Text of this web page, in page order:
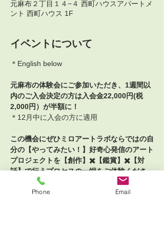
元麻布２丁目１４−４ 西町ハウスアパートメ
ント 西町ハウス 1F
イベントについて
＊English below
元麻布の体験会にご参加いただき、1週間以
内のご入会決定の方は入会金22,000円(税
2,000円）が半額に！
＊12月中に入会の方に適用
この機会にぜひミロアートラボならではの自
分の【やってみたい！】好奇心発信のアート
プロジェクトを【創作】✖️【鑑賞】✖️【対
話】で行うプロセスの一端をご体験くださ
Phone Email